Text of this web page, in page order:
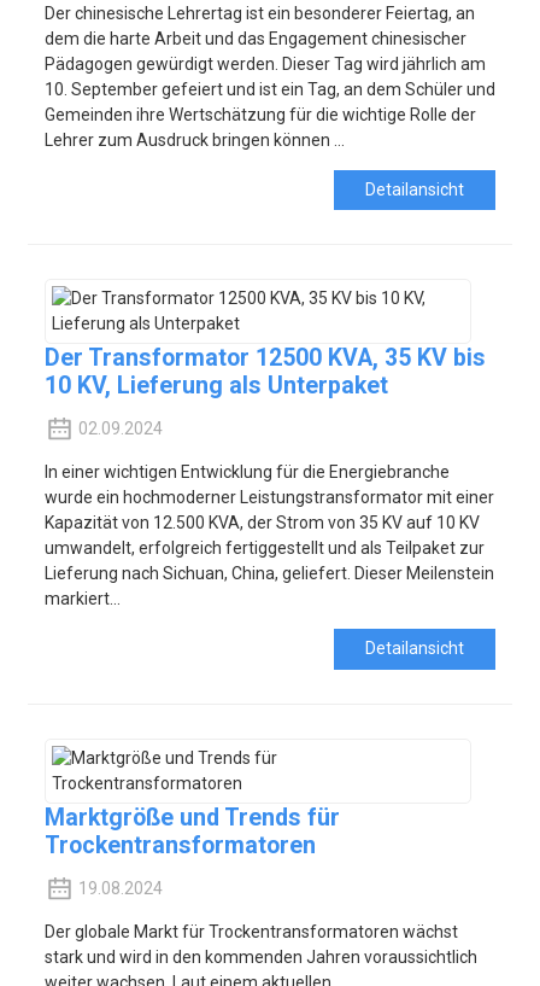
Der chinesische Lehrertag ist ein besonderer Feiertag, an
dem die harte Arbeit und das Engagement chinesischer
Pädagogen gewürdigt werden. Dieser Tag wird jährlich am
10. September gefeiert und ist ein Tag, an dem Schüler und
Gemeinden ihre Wertschätzung für die wichtige Rolle der
Lehrer zum Ausdruck bringen können ...
Detailansicht
Der Transformator 12500 KVA, 35 KV bis
10 KV, Lieferung als Unterpaket
02.09.2024
In einer wichtigen Entwicklung für die Energiebranche
wurde ein hochmoderner Leistungstransformator mit einer
Kapazität von 12.500 KVA, der Strom von 35 KV auf 10 KV
umwandelt, erfolgreich fertiggestellt und als Teilpaket zur
Lieferung nach Sichuan, China, geliefert. Dieser Meilenstein
markiert...
Detailansicht
Marktgröße und Trends für
Trockentransformatoren
19.08.2024
Der globale Markt für Trockentransformatoren wächst
stark und wird in den kommenden Jahren voraussichtlich